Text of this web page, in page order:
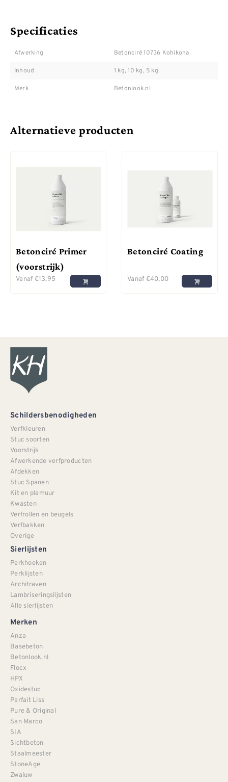
Specificaties
Afwerking Betonciré 10736 Kohikona
Inhoud 1 kg, 10 kg, 5 kg
Merk Betonlook.nl
Alternatieve producten
Betonciré Primer
(voorstrijk)
Vanaf €13,95
Betonciré Coating
Vanaf €40,00
Schildersbenodigheden
Verfkleuren
Stuc soorten
Voorstrijk
Afwerkende verfproducten
Afdekken
Stuc Spanen
Kit en plamuur
Kwasten
Verfrollen en beugels
Verfbakken
Overige
Sierlijsten
Perkhoeken
Perklijsten
Architraven
Lambriseringslijsten
Alle sierlijsten
Merken
Anza
Basebeton
Betonlook.nl
Flocx
HPX
Oxidestuc
Parfait Liss
Pure & Original
San Marco
SIA
Sichtbeton
Staalmeester
StoneAge
Zwaluw